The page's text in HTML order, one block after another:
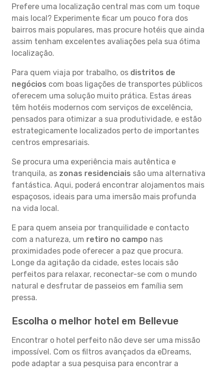
Prefere uma localização central mas com um toque
mais local? Experimente ficar um pouco fora dos
bairros mais populares, mas procure hotéis que ainda
assim tenham excelentes avaliações pela sua ótima
localização.
Para quem viaja por trabalho, os distritos de
negócios com boas ligações de transportes públicos
oferecem uma solução muito prática. Estas áreas
têm hotéis modernos com serviços de excelência,
pensados para otimizar a sua produtividade, e estão
estrategicamente localizados perto de importantes
centros empresariais.
Se procura uma experiência mais autêntica e
tranquila, as zonas residenciais são uma alternativa
fantástica. Aqui, poderá encontrar alojamentos mais
espaçosos, ideais para uma imersão mais profunda
na vida local.
E para quem anseia por tranquilidade e contacto
com a natureza, um retiro no campo nas
proximidades pode oferecer a paz que procura.
Longe da agitação da cidade, estes locais são
perfeitos para relaxar, reconectar-se com o mundo
natural e desfrutar de passeios em família sem
pressa.
Escolha o melhor hotel em Bellevue
Encontrar o hotel perfeito não deve ser uma missão
impossível. Com os filtros avançados da eDreams,
pode adaptar a sua pesquisa para encontrar a